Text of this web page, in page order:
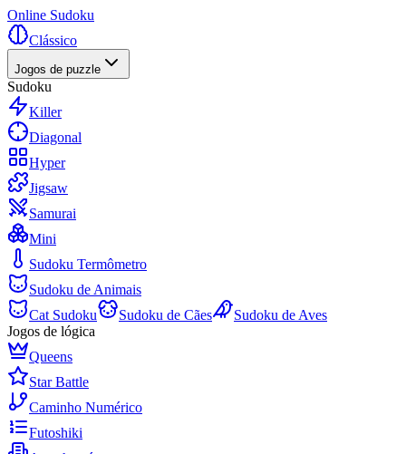
Online Sudoku
Clássico
Jogos de puzzle
Sudoku
Killer
Diagonal
Hyper
Jigsaw
Samurai
Mini
Sudoku Termômetro
Sudoku de Animais
Cat Sudoku
Sudoku de Cães
Sudoku de Aves
Jogos de lógica
Queens
Star Battle
Caminho Numérico
Futoshiki